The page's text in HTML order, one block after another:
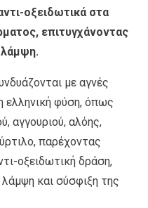
οξειδωτικά στα
επιτυγχάνοντας
λάμψη.
με αγνές
ελληνική φύση, όπως
αγγουριού, αλόης,
παρέχοντας
οξειδωτική δράση,
λάμψη και σύσφιξη της